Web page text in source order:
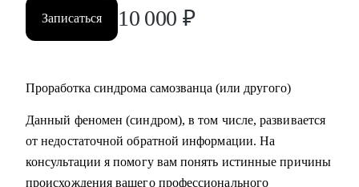
Записаться 10 000 ₽
Проработка синдрома самозванца (или другого)
Данный феномен (синдром), в том числе, развивается
от недостаточной обратной информации. На
консультации я помогу вам понять истинные причины
происхождения вашего профессионального